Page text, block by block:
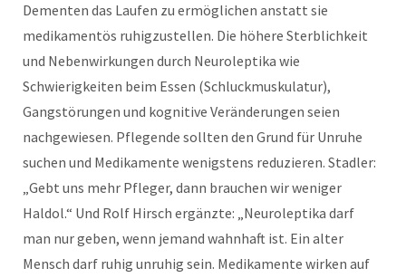
Dementen das Laufen zu ermöglichen anstatt sie
medikamentös ruhigzustellen. Die höhere Sterblichkeit
und Nebenwirkungen durch Neuroleptika wie
Schwierigkeiten beim Essen (Schluckmuskulatur),
Gangstörungen und kognitive Veränderungen seien
nachgewiesen. Pflegende sollten den Grund für Unruhe
suchen und Medikamente wenigstens reduzieren. Stadler:
„Gebt uns mehr Pfleger, dann brauchen wir weniger
Haldol.“ Und Rolf Hirsch ergänzte: „Neuroleptika darf
man nur geben, wenn jemand wahnhaft ist. Ein alter
Mensch darf ruhig unruhig sein. Medikamente wirken auf